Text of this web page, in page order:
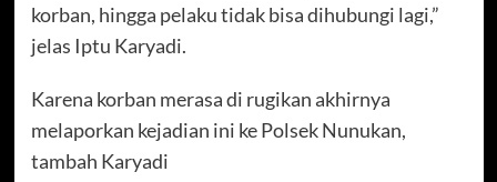
korban, hingga pelaku tidak bisa dihubungi lagi,”
jelas Iptu Karyadi.
Karena korban merasa di rugikan akhirnya
melaporkan kejadian ini ke Polsek Nunukan,
tambah Karyadi